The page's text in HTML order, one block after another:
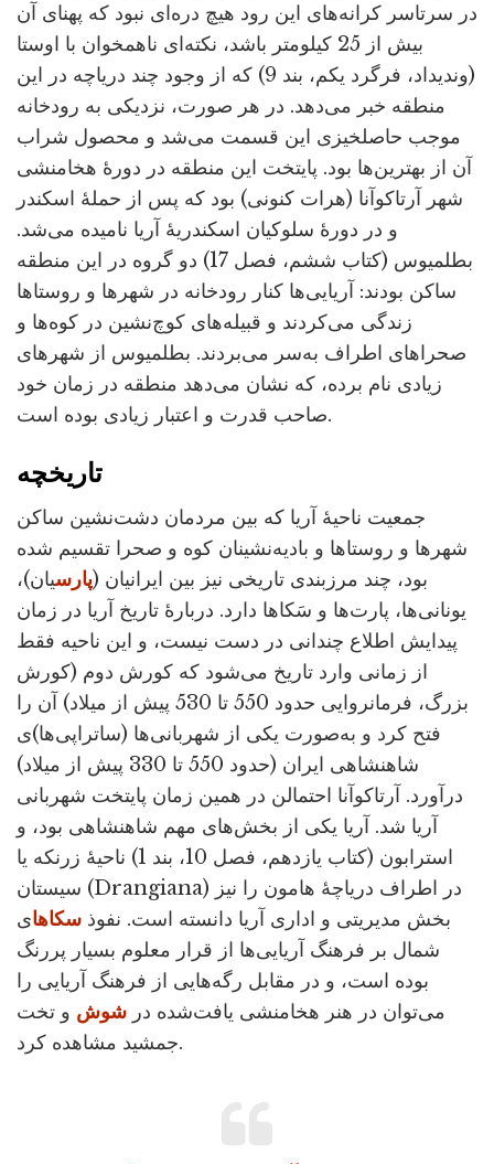
در سرتاسر کرانه‌های این رود هیچ دره‌ای نبود که پهنای آن
بیش از 25 کیلومتر باشد، نکته‌ای ناهمخوان با اوستا
(وندیداد، فرگرد یکم، بند 9) که از وجود چند دریاچه در این
منطقه خبر می‌دهد. در هر صورت، نزدیکی به رودخانه
موجب حاصلخیزی این قسمت می‌شد و محصول شراب
آن از بهترین‌ها بود. پایتخت این منطقه در دورۀ هخامنشی
شهر آرتاکوآنا (هرات کنونی) بود که پس از حملۀ اسکندر
و در دورۀ سلوکیان اسکندریۀ آریا نامیده می‌شد.
بطلمیوس (کتاب ششم، فصل 17) دو گروه در این منطقه
ساکن بودند: آریایی‌ها کنار رودخانه در شهرها و روستاها
زندگی می‌کردند و قبیله‌های کوچ‌نشین در کوه‌ها و
صحراهای اطراف به‌سر می‌بردند. بطلمیوس از شهرهای
زیادی نام برده، که نشان می‌دهد منطقه در زمان خود
صاحب قدرت و اعتبار زیادی بوده است.
تاریخچه
جمعیت ناحیۀ آریا که بین مردمان دشت‌نشین ساکن
شهرها و روستاها و بادیه‌نشینان کوه و صحرا تقسیم شده
بود، چند مرزبندی تاریخی نیز بین ایرانیان (پارسیان)،
یونانی‌ها، پارت‌ها و سَکاها دارد. دربارۀ تاریخ آریا در زمان
پیدایش اطلاع چندانی در دست نیست، و این ناحیه فقط
از زمانی وارد تاریخ می‌شود که کورش دوم (کورش
بزرگ، فرمانروایی حدود 550 تا 530 پیش از میلاد) آن را
فتح کرد و به‌صورت یکی از شهربانی‌ها (ساتراپی‌ها)ی
شاهنشاهی ایران (حدود 550 تا 330 پیش از میلاد)
درآورد. آرتاکوآنا احتمالن در همین زمان پایتخت شهربانی
آریا شد. آریا یکی از بخش‌های مهم شاهنشاهی بود، و
استرابون (کتاب یازدهم، فصل 10، بند 1) ناحیۀ زرنکه یا
سیستان (Drangiana) در اطراف دریاچۀ هامون را نیز
بخش مدیریتی و اداری آریا دانسته است. نفوذ سکاهای
شمال بر فرهنگ آریایی‌ها از قرار معلوم بسیار پررنگ
بوده است، و در مقابل رگه‌هایی از فرهنگ آریایی را
می‌توان در هنر هخامنشی یافت‌شده در شوش و تخت
جمشید مشاهده کرد.